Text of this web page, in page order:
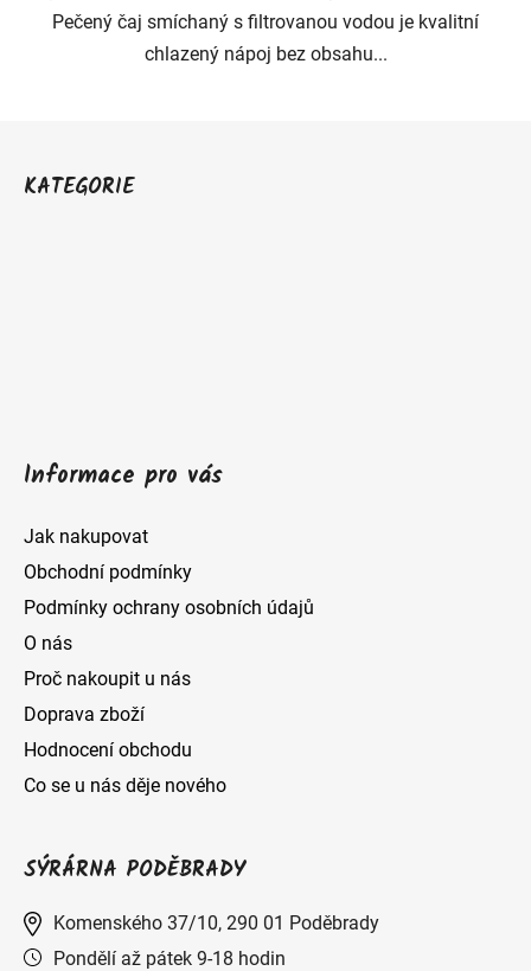
Pečený čaj smíchaný s filtrovanou vodou je kvalitní
chlazený nápoj bez obsahu...
KATEGORIE
Informace pro vás
Jak nakupovat
Obchodní podmínky
Podmínky ochrany osobních údajů
O nás
Proč nakoupit u nás
Doprava zboží
Hodnocení obchodu
Co se u nás děje nového
SÝRÁRNA PODĚBRADY
Komenského 37/10, 290 01 Poděbrady
Pondělí až pátek 9-18 hodin